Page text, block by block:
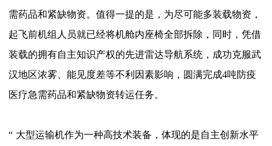
需药品和紧缺物资。值得一提的是，为尽可能多装载物资，
起飞前机组人员就已经将机舱内座椅全部拆除，同时，凭借
装载的拥有自主知识产权的先进雷达导航系统，成功克服武
汉地区浓雾、能见度差等不利因素影响，圆满完成4吨防疫
医疗急需药品和紧缺物资转运任务。
“ 大型运输机作为一种高技术装备，体现的是自主创新水平